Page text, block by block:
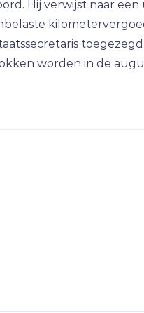
Hij verwijst naar
worden in de